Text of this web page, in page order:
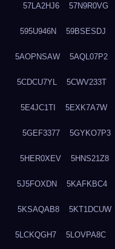
57LA2HJ6 57N9R0VG
595U946N 59BSESDJ
5AOPNSAW 5AQL07P2
5CDCU7YL 5CWV233T
5E4JC1TI 5EXK7A7W
5GEF3377 5GYKO7P3
5HER0XEV 5HNS21Z8
5J5FOXDN 5KAFKBC4
5KSAQAB8 5KT1DCUW
5LCKQGH7 5LOVPA8C